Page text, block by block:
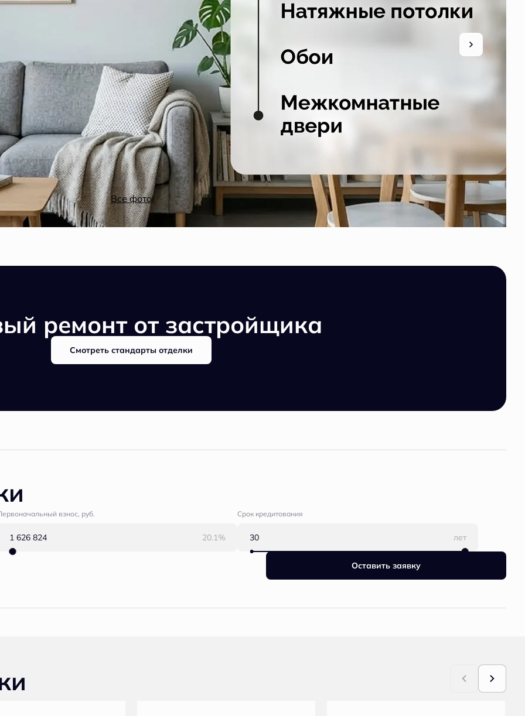
Все фото
ремонт от застройщика
Смотреть стандарты отделки
взнос, руб.
20.1%
Срок кредитования
лет
Оставить заявку